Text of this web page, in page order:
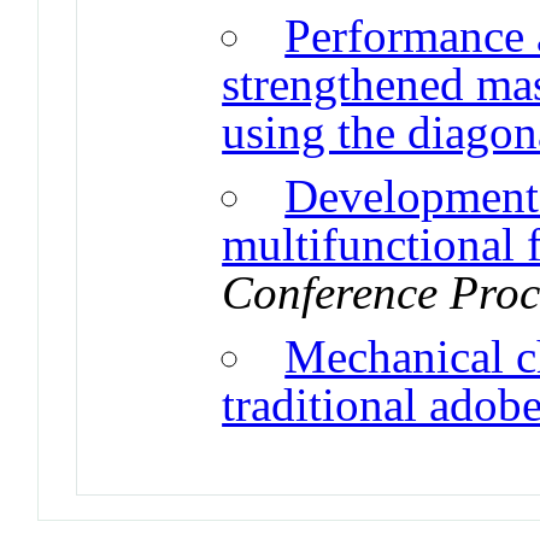
Performance
strengthened
using the
multifunctional
Conference
Mechanical
traditional